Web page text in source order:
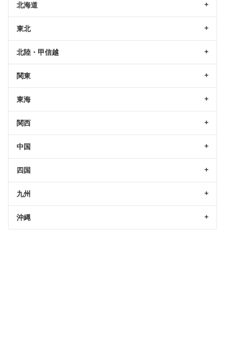
北海道
東北
北陸・甲信越
関東
東海
関西
中国
四国
九州
沖縄